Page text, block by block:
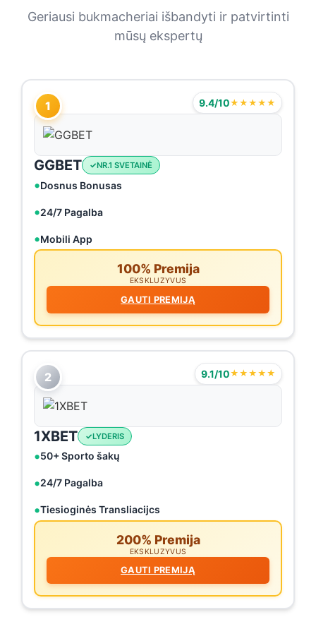
Geriausi bukmacheriai išbandyti ir patvirtinti
mūsų ekspertų
1 9.4/10★★★★★
GGBET NR.1 SVETAINĖ
Dosnus Bonusas
24/7 Pagalba
Mobili App
100% Premija
EKSKLUZYVUS
GAUTI PREMIJĄ
2 9.1/10★★★★★
1XBET LYDERIS
50+ Sporto šakų
24/7 Pagalba
Tiesioginės Transliacijcs
200% Premija
EKSKLUZYVUS
GAUTI PREMIJĄ